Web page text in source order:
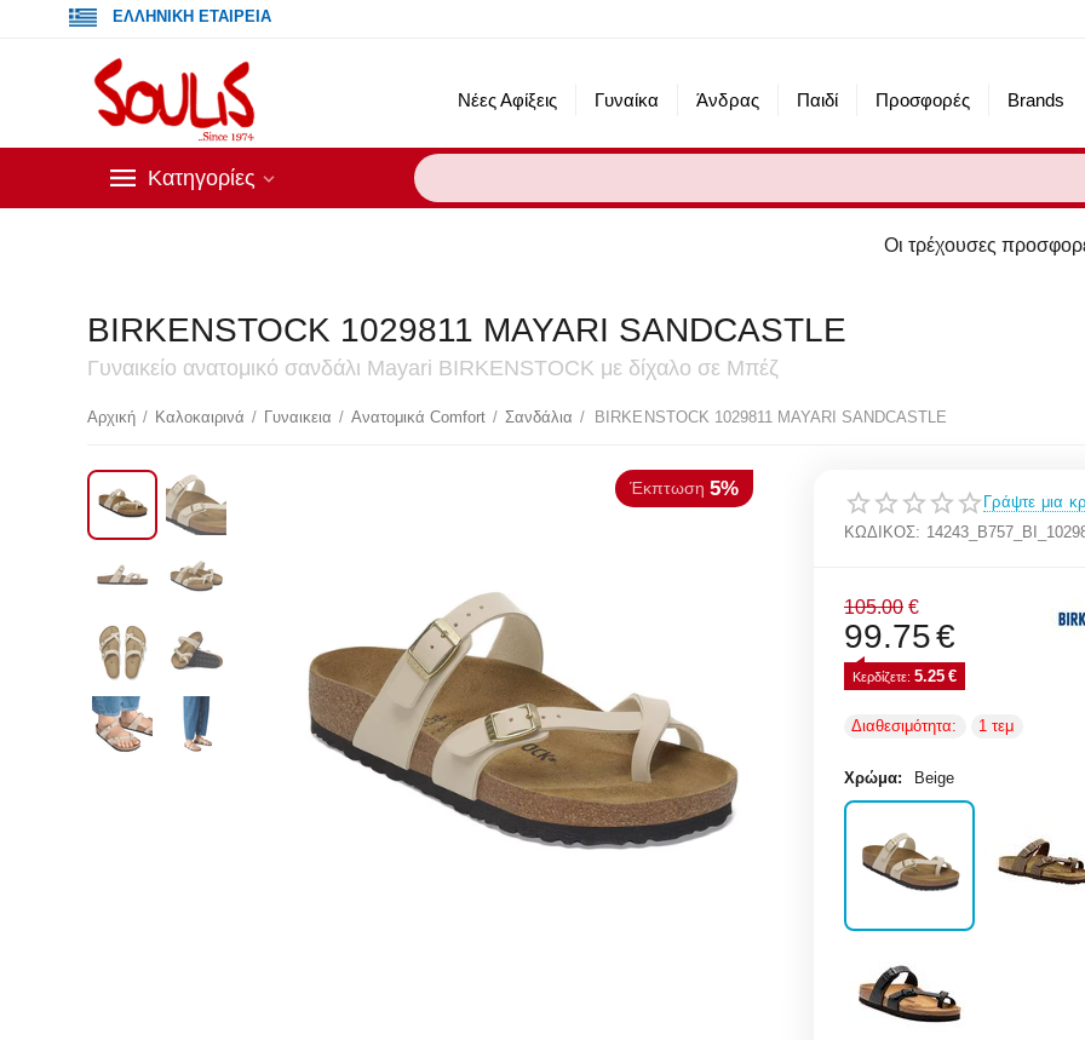
ΕΛΛΗΝΙΚΗ ΕΤΑΙΡΕΙΑ
Νέες Αφίξεις Γυναίκα Άνδρας Παιδί Προσφορές Brands
Κατηγορίες
Οι τρέχουσες προσφορές του eshop μας
BIRKENSTOCK 1029811 MAYARI SANDCASTLE
Γυναικείο ανατομικό σανδάλι Mayari BIRKENSTOCK με δίχαλο σε Μπέζ
Αρχική / Καλοκαιρινά / Γυναικεια / Ανατομικά Comfort / Σανδάλια / BIRKENSTOCK 1029811 MAYARI SANDCASTLE
5%
Γράψτε μια
ΚΩΔΙΚΟΣ:
105.00 €
99.75€
Κερδίζετε: 5.25 €
Διαθεσιμότητα: 1 τεμ
Χρώμα: Beige